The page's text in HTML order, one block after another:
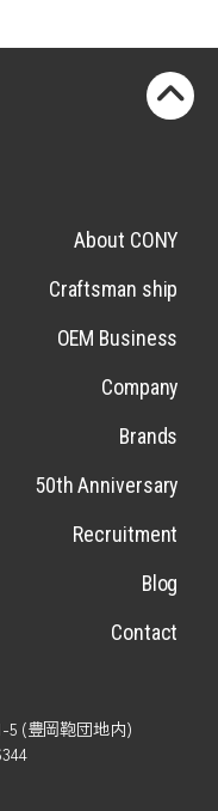
About CONY
Craftsman ship
OEM Business
Company
Brands
50th Anniversary
Recruitment
Blog
Contact
(豊岡鞄団地内)